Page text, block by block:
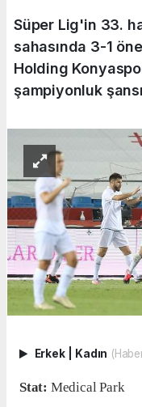
Süper Lig'in 33.
sahasında 3-1
Holding
şampiyonluk
Erkek Kadın
Stat: Medical Park